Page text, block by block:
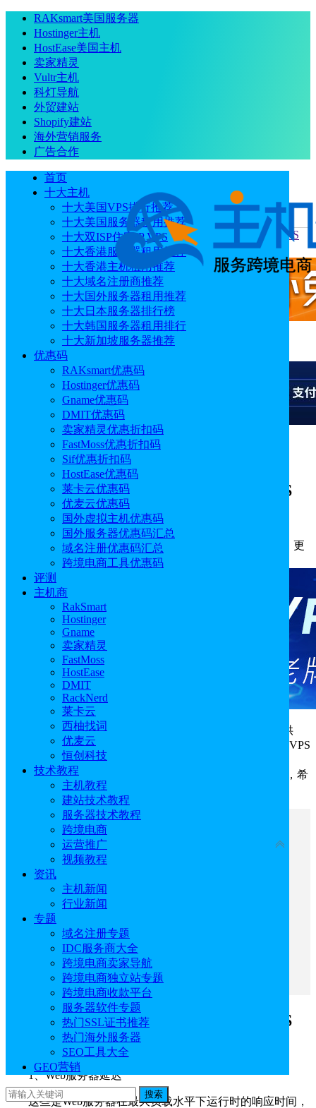
RAKsmart美国服务器
Hostinger主机
HostEase美国主机
卖家精灵
Vultr主机
科灯导航
外贸建站
Shopify建站
海外营销服务
广告合作
首页
十大主机
十大美国VPS排行推荐
十大美国服务器租用推荐
十大双ISP住宅IP VPS
十大香港服务器租用推荐
十大香港主机租用推荐
十大域名注册商推荐
十大国外服务器租用推荐
十大日本服务器排行榜
十大韩国服务器租用排行
十大新加坡服务器推荐
优惠码
RAKsmart优惠码
Hostinger优惠码
Gname优惠码
DMIT优惠码
卖家精灵优惠折扣码
FastMoss优惠折扣码
Sif优惠折扣码
HostEase优惠码
莱卡云优惠码
优麦云优惠码
国外虚拟主机优惠码
国外服务器优惠码汇总
域名注册优惠码汇总
跨境电商工具优惠码
评测
主机商
RakSmart
Hostinger
Gname
卖家精灵
FastMoss
HostEase
DMIT
RackNerd
莱卡云
西柚找词
优麦云
恒创科技
技术教程
主机教程
建站技术教程
服务器技术教程
跨境电商
运营推广
视频教程
资讯
主机新闻
行业新闻
专题
域名注册专题
IDC服务商大全
跨境电商卖家导航
跨境电商独立站专题
跨境电商收款平台
服务器软件专题
热门SSL证书推荐
热门海外服务器
SEO工具大全
GEO营销
搜索
当前位置：首页 评测 Hostinger VPS KVM 1和BlueHost VPS
NVME 2方案对比测评
Hostinger VPS KVM 1和BlueHost VPS
NVME 2方案对比测评
作者: Emily 分类:评测 发布时间: 2026.05.15 18:33:13
更
新于: 2026.05.18 18:50:03
Hostinger和BlueHost都是目前比较热门的
提供
商，它们提供不同的方案和配置，本文主要选取Hostinger VPS
KVM 1和BlueHost VPS NVME 2方案，主要从网站运行、
Sysbench测试、网络传输、价格多个方面为大家进行测评，希
望可以帮助用户选择到合适的方案。
文章目录
Hostinger VPS KVM 1和BlueHost VPS NVME 2方
案对比：网站运行
Hostinger VPS KVM 1和BlueHost VPS NVME 2方
案对比：Sysbench测试
Hostinger VPS KVM 1和BlueHost VPS NVME 2方
案对比：网络传输
Hostinger VPS KVM 1和BlueHost VPS NVME 2方
案对比：价格
Hostinger VPS KVM 1和BlueHost VPS
NVME 2方案对比：网站运行
1、Web服务器延迟
这些是Web服务器在最大负载水平下运行时的响应时间，